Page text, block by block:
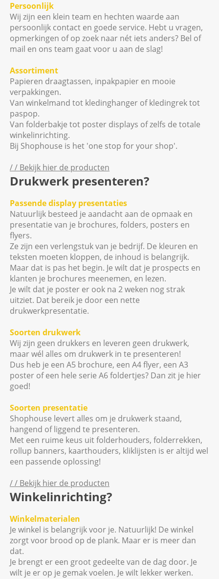
Persoonlijk
Wij zijn een klein team en hechten waarde aan
persoonlijk contact en goede service. Hebt u vragen,
opmerkingen of op zoek naar nét iets anders? Bel of
mail en ons team gaat voor u aan de slag!
Assortiment
Papieren draagtassen, inpakpapier en mooie
verpakkingen.
Van winkelmand tot kledinghanger of kledingrek tot
paspop.
Van folderbakje tot poster displays of zelfs de totale
winkelinrichting.
Bij Shophouse is het 'one stop for your shop'.
/ / Bekijk hier de producten
Drukwerk presenteren?
Passende display presentaties
Natuurlijk besteed je aandacht aan de opmaak en
presentatie van je brochures, folders, posters en
flyers.
Ze zijn een verlengstuk van je bedrijf. De kleuren en
teksten moeten kloppen, de inhoud is belangrijk.
Maar dat is pas het begin. Je wilt dat je prospects en
klanten je brochures meenemen, en lezen.
Je wilt dat je poster er ook na 2 weken nog strak
uitziet. Dat bereik je door een nette
drukwerkpresentatie.
Soorten drukwerk
Wij zijn geen drukkers en leveren geen drukwerk,
maar wél alles om drukwerk in te presenteren!
Dus heb je een A5 brochure, een A4 flyer, een A3
poster of een hele serie A6 foldertjes? Dan zit je hier
goed!
Soorten presentatie
Shophouse levert alles om je drukwerk staand,
hangend of liggend te presenteren.
Met een ruime keus uit folderhouders, folderrekken,
rollup banners, kaarthouders, kliklijsten is er altijd wel
een passende oplossing!
/ / Bekijk hier de producten
Winkelinrichting?
Winkelmaterialen
Je winkel is belangrijk voor je. Natuurlijk! De winkel
zorgt voor brood op de plank. Maar er is meer dan
dat.
Je brengt er een groot gedeelte van de dag door. Je
wilt je er op je gemak voelen. Je wilt lekker werken.